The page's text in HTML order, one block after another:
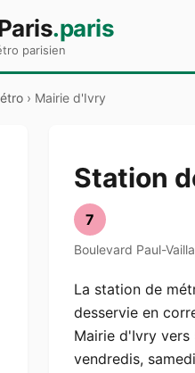
.paris
parisien
› Mairie d'Ivry
Station
7
Boulevard Paul-
La station de
desservie en
Mairie d'Ivry vers
vendredis,